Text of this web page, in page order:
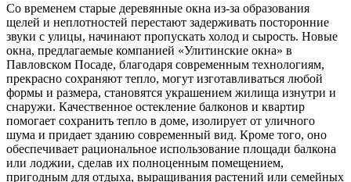
Со временем старые деревянные окна из-за образования
щелей и неплотностей перестают задерживать посторонние
звуки с улицы, начинают пропускать холод и сырость. Новые
окна, предлагаемые компанией «Улитинские окна» в
Павловском Посаде, благодаря современным технологиям,
прекрасно сохраняют тепло, могут изготавливаться любой
формы и размера, становятся украшением жилища изнутри и
снаружи. Качественное остекление балконов и квартир
помогает сохранить тепло в доме, изолирует от уличного
шума и придает зданию современный вид. Кроме того, оно
обеспечивает рациональное использование площади балкона
или лоджии, сделав их полноценным помещением,
пригодным для отдыха, выращивания растений или семейных